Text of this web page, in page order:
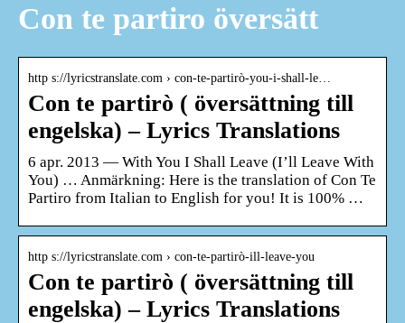
Con te partiro översätt
http s://lyricstranslate.com › con-te-partirò-you-i-shall-le…
Con te partirò ( översättning till
engelska) – Lyrics Translations
6 apr. 2013 — With You I Shall Leave (I’ll Leave With
You) … Anmärkning: Here is the translation of Con Te
Partiro from Italian to English for you! It is 100% …
http s://lyricstranslate.com › con-te-partirò-ill-leave-you
Con te partirò ( översättning till
engelska) – Lyrics Translations